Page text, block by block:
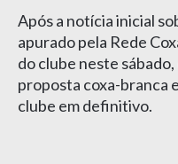
Após a notícia inicial
apurado pela Rede
do clube neste
proposta coxa-branca
clube em definitivo.